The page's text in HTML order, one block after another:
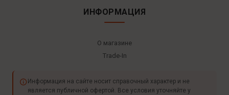
ИНФОРМАЦИЯ
О магазине
Trade-In
Информация на сайте носит справочный характер и не
является публичной офертой. Все условия уточняйте у